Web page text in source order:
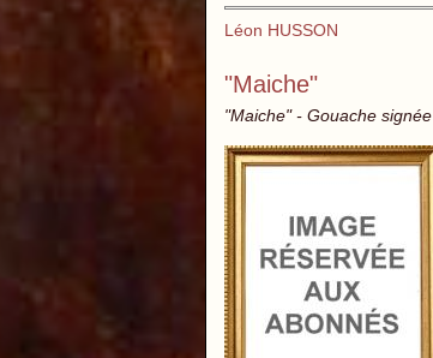
Léon HUSSON
"Maiche"
"Maiche" - Gouache signée